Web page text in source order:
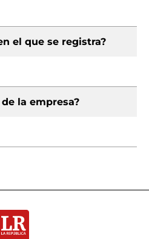
el que se registra?
la empresa?